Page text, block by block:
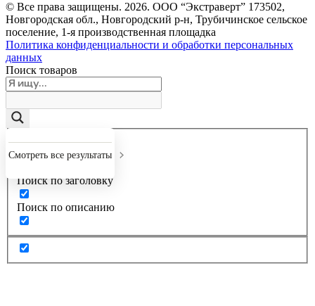
© Все права защищены. 2026. ООО “Экстраверт” 173502,
Новгородская обл., Новгородский р-н, Трубичинское сельское
поселение, 1-я производственная площадка
Политика конфиденциальности и обработки персональных
данных
Поиск товаров
Смотреть все результаты
Точное совпадение
Поиск по заголовку
Поиск по описанию